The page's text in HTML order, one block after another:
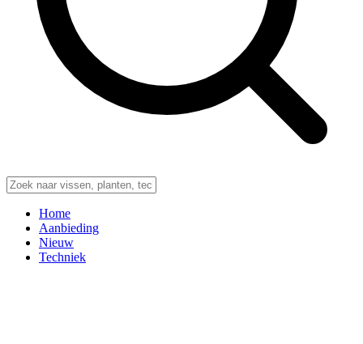
Home
Aanbieding
Nieuw
Techniek